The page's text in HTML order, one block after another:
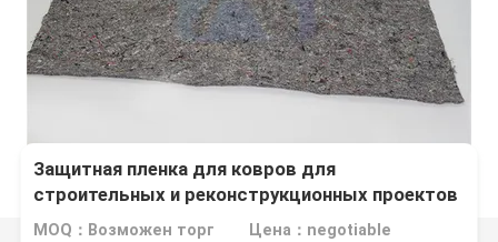
Защитная пленка для ковров для
строительных и реконструкционных проектов
MOQ：Возможен торг Цена：negotiable